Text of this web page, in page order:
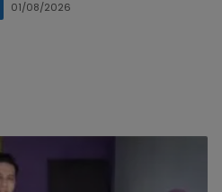
01/08/2026